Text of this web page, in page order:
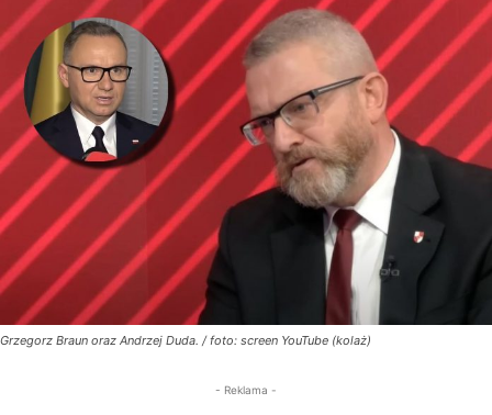
Grzegorz Braun oraz Andrzej Duda. / foto: screen YouTube (kolaż)
- Reklama -